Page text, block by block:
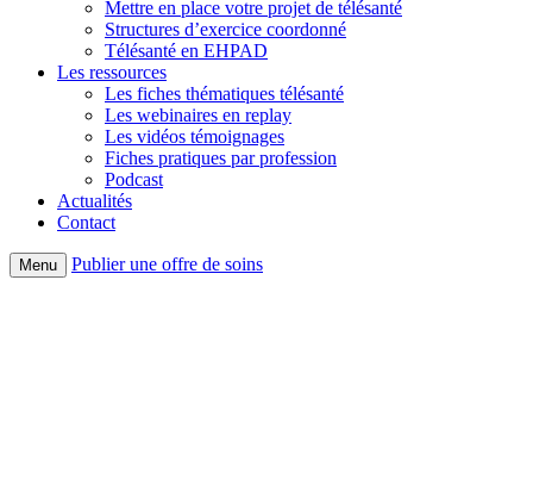
Mettre en place votre projet de télésanté
Structures d’exercice coordonné
Télésanté en EHPAD
Les ressources
Les fiches thématiques télésanté
Les webinaires en replay
Les vidéos témoignages
Fiches pratiques par profession
Podcast
Actualités
Contact
Menu Publier une offre de soins